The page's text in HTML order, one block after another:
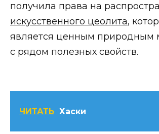
получила права на
искусственного цеолита,
является ценным природным
с рядом полезных свойств.
ЧИТАТЬ Хаски